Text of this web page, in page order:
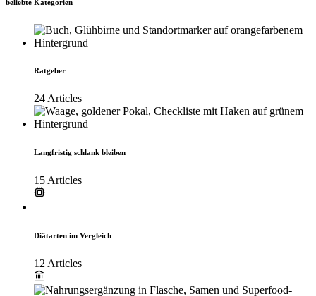
beliebte Kategorien
Ratgeber
24 Articles
Langfristig schlank bleiben
15 Articles
Diätarten im Vergleich
12 Articles